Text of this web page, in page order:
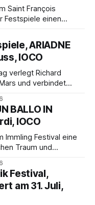
Saint François
Festspiele einen
Pascal entfaltet
Sly berührt als
ARIADNE
IOCO
verlegt Richard
und verbindet
Wiener
Akt jedoch
BALLO IN
IOCO
Immling Festival eine
Traum und
getragen von
musikalisch
Festival,
am 31. Juli,